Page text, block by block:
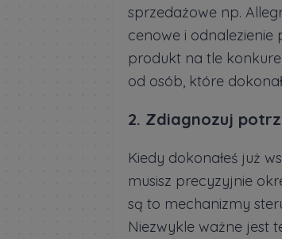
sprzedażowe np.
cenowe i odnalezienie
produkt na tle
od osób, które
2. Zdiagnozuj
Kiedy dokonałeś już
musisz precyzyjnie
są to mechanizmy
Niezwykle ważne jest